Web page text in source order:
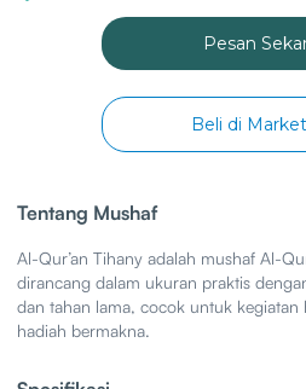
Pesan
Beli di
Tentang Mushaf
Al-Qur’an Tihany adalah mushaf Al-
dirancang dalam ukuran praktis
dan tahan lama, cocok untuk kegiatan
hadiah bermakna.